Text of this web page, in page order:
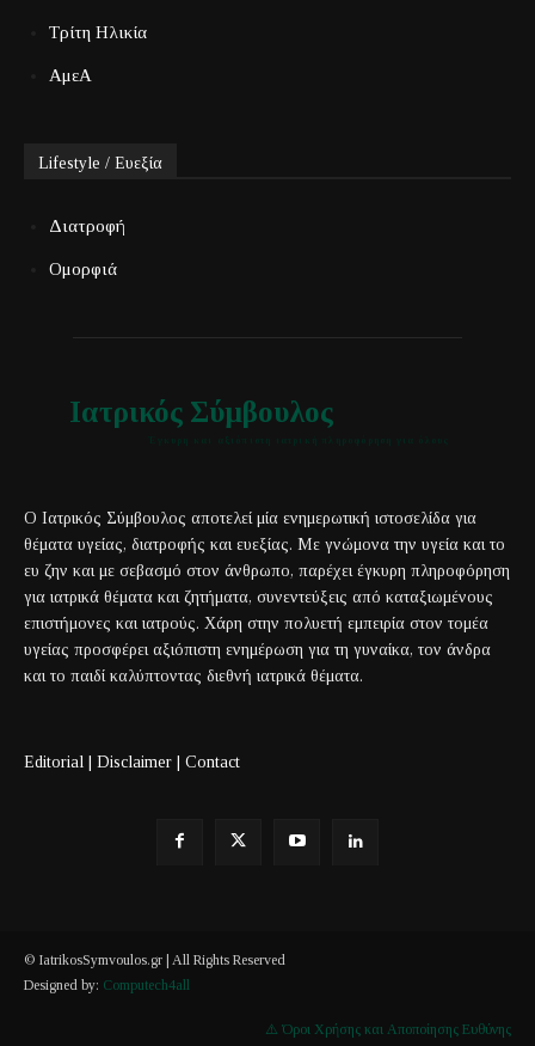
Τρίτη Ηλικία
ΑμεΑ
Lifestyle / Ευεξία
Διατροφή
Ομορφιά
Ιατρικός Σύμβουλος
Ο Ιατρικός Σύμβουλος αποτελεί μία ενημερωτική ιστοσελίδα για
θέματα υγείας, διατροφής και ευεξίας. Με γνώμονα την υγεία και το
ευ ζην και με σεβασμό στον άνθρωπο, παρέχει έγκυρη πληροφόρηση
για ιατρικά θέματα και ζητήματα, συνεντεύξεις από καταξιωμένους
επιστήμονες και ιατρούς. Χάρη στην πολυετή εμπειρία στον τομέα
υγείας προσφέρει αξιόπιστη ενημέρωση για τη γυναίκα, τον άνδρα
και το παιδί καλύπτοντας διεθνή ιατρικά θέματα.
Editorial | Disclaimer | Contact
© IatrikosSymvoulos.gr | All Rights Reserved
Designed by: Computech4all
⚠️ Όροι Χρήσης και Αποποίησης Ευθύνης